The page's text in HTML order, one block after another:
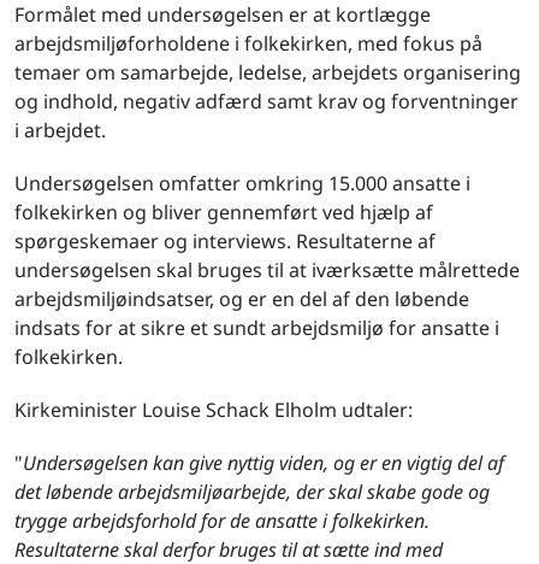
Formålet med undersøgelsen er at kortlægge
arbejdsmiljøforholdene i folkekirken, med fokus på
temaer om samarbejde, ledelse, arbejdets organisering
og indhold, negativ adfærd samt krav og forventninger
i arbejdet.
Undersøgelsen omfatter omkring 15.000 ansatte i
folkekirken og bliver gennemført ved hjælp af
spørgeskemaer og interviews. Resultaterne af
undersøgelsen skal bruges til at iværksætte målrettede
arbejdsmiljøindsatser, og er en del af den løbende
indsats for at sikre et sundt arbejdsmiljø for ansatte i
folkekirken.
Kirkeminister Louise Schack Elholm udtaler:
"Undersøgelsen kan give nyttig viden, og er en vigtig del af
det løbende arbejdsmiljøarbejde, der skal skabe gode og
trygge arbejdsforhold for de ansatte i folkekirken.
Resultaterne skal derfor bruges til at sætte ind med